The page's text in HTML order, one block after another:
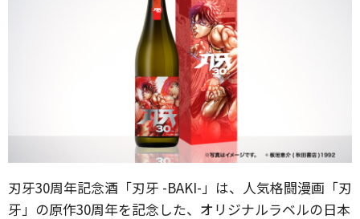
刃牙30周年記念酒「刃牙 -BAKI-」は、人気格闘漫画「刃
牙」の原作30周年を記念した、オリジナルラベルの日本